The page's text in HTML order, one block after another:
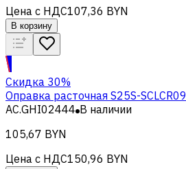
Цена с НДС107,36 BYN
В корзину
Скидка 30%
Оправка расточная S25S-SCLCR09
AC.GHI02444 В наличии
105,67 BYN
Цена с НДС150,96 BYN